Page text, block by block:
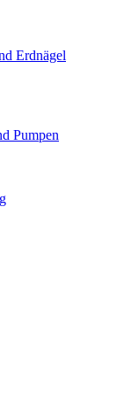
Erdnägel
Pumpen